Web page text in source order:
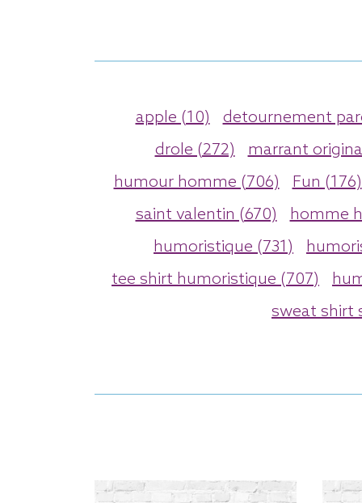
apple (10)
detournement
drole (272)
marrant
humour homme (706)
Fun (176)
saint valentin (670)
homme
humoristique (731)
tee shirt humoristique (707)
sweat shirt